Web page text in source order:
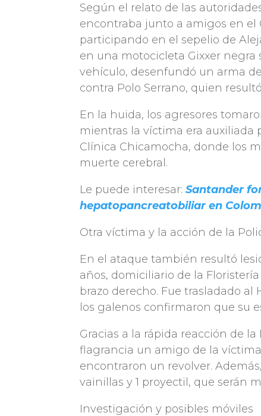
Según el relato de las
encontraba junto a amigos en el
participando en el sepelio de
en una motocicleta Gixxer negra
vehículo, desenfundó un arma
contra Polo Serrano, quien
En la huida, los agresores
mientras la víctima era auxiliada
Clínica Chicamocha, donde los
muerte cerebral.
Le puede interesar:Santander
hepatopancreatobiliar en
Otra víctima y la acción de la
En el ataque también resultó
años, domiciliario de la
brazo derecho. Fue trasladado
los galenos confirmaron que su
Gracias a la rápida reacción de
flagrancia un amigo de la
encontraron un revolver.
vainillas y 1 proyectil, que serán
Investigación y posibles móviles